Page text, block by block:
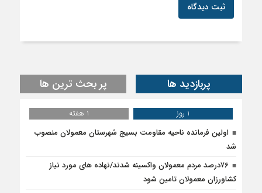
ثبت دیدگاه
پربازدید ها پر بحث ترین ها
1 روز
1 هفته
اولین فرمانده ناحیه مقاومت بسیج شهرستان معمولان منصوب
شد
۷۶درصد مردم معمولان واکسینه شدند/نهاده های مورد نیاز
کشاورزان معمولان تامین شود